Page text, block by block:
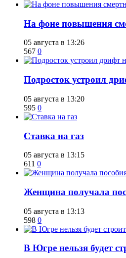
На фоне повышения
05 августа в 13:26
567 0
Подросток устроил
05 августа в 13:20
595 0
Ставка на газ
05 августа в 13:15
611 0
Женщина получала
05 августа в 13:13
598 0
В Югре нельзя будет